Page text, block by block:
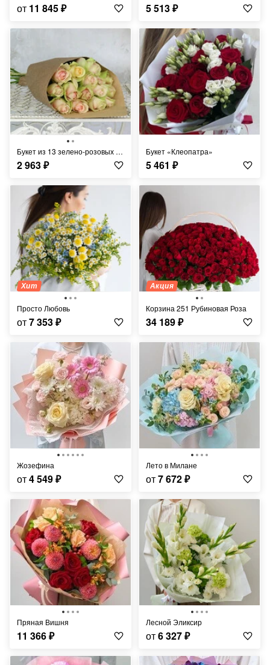
от 11 845₽ 5 513₽
Букет из 13 зелено-розовых роз в крафте Кения 40 см.
2 963₽
Букет «Клеопатра»
5 461 ₽
Хит
Просто Любовь
от7 353₽
Акция
Корзина 251 Рубиновая Роза
34 189₽
Жозефина
от4 549₽
Лето в Милане
от7 672₽
Пряная Вишня
11 366₽
Лесной Эликсир
от6 327₽